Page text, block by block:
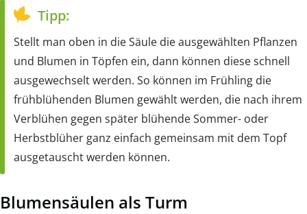
Tipp:
Stellt man oben in die Säule die ausgewählten Pflanzen
und Blumen in Töpfen ein, dann können diese schnell
ausgewechselt werden. So können im Frühling die
frühblühenden Blumen gewählt werden, die nach ihrem
Verblühen gegen später blühende Sommer- oder
Herbstblüher ganz einfach gemeinsam mit dem Topf
ausgetauscht werden können.
Blumensäulen als Turm